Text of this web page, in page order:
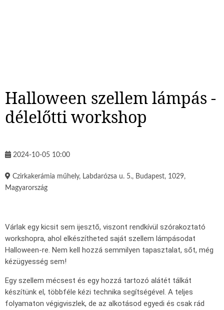
Halloween szellem lámpás -
délelőtti workshop
2024-10-05 10:00
Czirkakerámia műhely, Labdarózsa u. 5., Budapest, 1029,
Magyarország
Várlak egy kicsit sem ijesztő, viszont rendkívül szórakoztató
workshopra, ahol elkészítheted saját szellem lámpásodat
Halloween-re. Nem kell hozzá semmilyen tapasztalat, sőt, még
kézügyesség sem!
Egy szellem mécsest és egy hozzá tartozó alátét tálkát
készítünk el, többféle kézi technika segítségével. A teljes
folyamaton végigviszlek, de az alkotásod egyedi és csak rád